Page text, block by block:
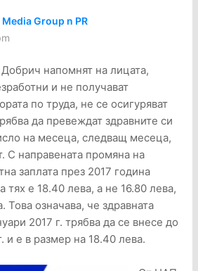
Group n PR
напомнят на лицата,
и не получават
по труда, не се осигуряват
да превеждат здравните си
на месеца, следващ месеца,
С направената промяна на
заплата през 2017 година
тях е 18.40 лева, а не 16.80 лева,
Това означава, че здравната
2017 г. трябва да се внесе до
и е в размер на 18.40 лева.